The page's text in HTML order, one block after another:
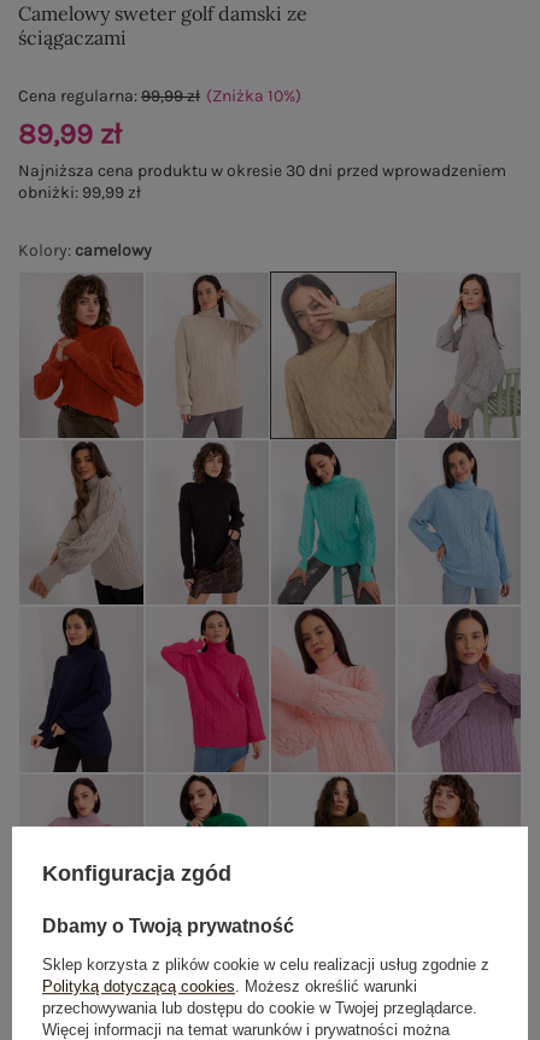
Camelowy sweter golf damski ze
ściągaczami
Kolory: camelowy
One size
Cena regularna:99,99 zł (Zniżka 10%)
89,99 zł
Najniższa cena produktu w okresie 30 dni przed wprowadzeniem
obniżki: 99,99 zł
Konfiguracja zgód
Dbamy o Twoją prywatność
Sklep korzysta z plików cookie w celu realizacji usług zgodnie z
Polityką dotyczącą cookies . Możesz określić warunki
przechowywania lub dostępu do cookie w Twojej przeglądarce.
Więcej informacji na temat warunków i prywatności można